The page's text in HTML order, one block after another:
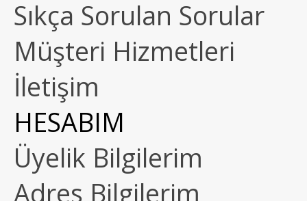
Sıkça Sorulan Sorular
Müşteri Hizmetleri
İletişim
HESABIM
Üyelik Bilgilerim
Adres Bilgilerim